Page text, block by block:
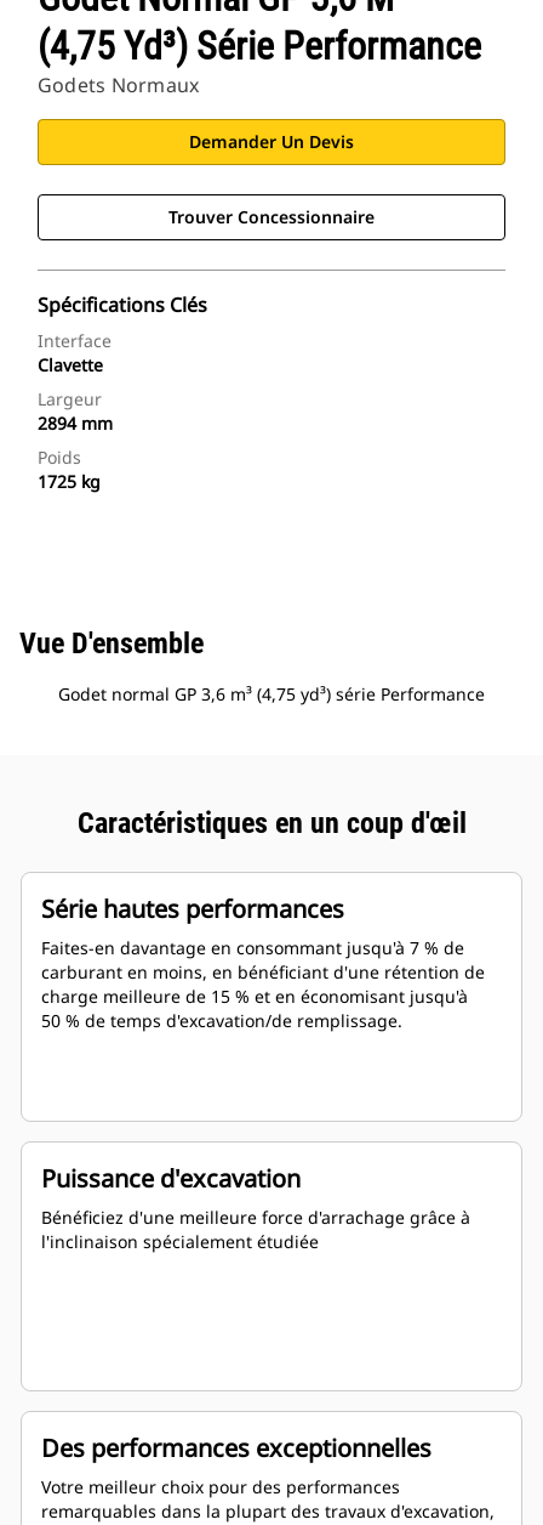
(4,75 Yd³) Série Performance
Godets Normaux
Demander Un Devis
Trouver Concessionnaire
Spécifications Clés
Interface
Clavette
Largeur
2894 mm
Poids
1725 kg
Vue D'ensemble
Godet normal GP 3,6 m³ (4,75 yd³) série Performance
Caractéristiques en un coup d'œil
Série hautes performances
Faites-en davantage en consommant jusqu'à 7 % de
carburant en moins, en bénéficiant d'une rétention de
charge meilleure de 15 % et en économisant jusqu'à
50 % de temps d'excavation/de remplissage.
Puissance d'excavation
Bénéficiez d'une meilleure force d'arrachage grâce à
l'inclinaison spécialement étudiée
Des performances exceptionnelles
Votre meilleur choix pour des performances
remarquables dans la plupart des travaux d'excavation,